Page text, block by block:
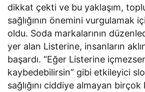
dikkat çekti ve bu yaklaşım,
sağlığının önemini vurgulamak
oldu. Soda markalarının
yer alan Listerine, insanların
başardı. “Eğer Listerine
kaybedebilirsin” gibi etkileyici
sağlığını ciddiye almayan birçok